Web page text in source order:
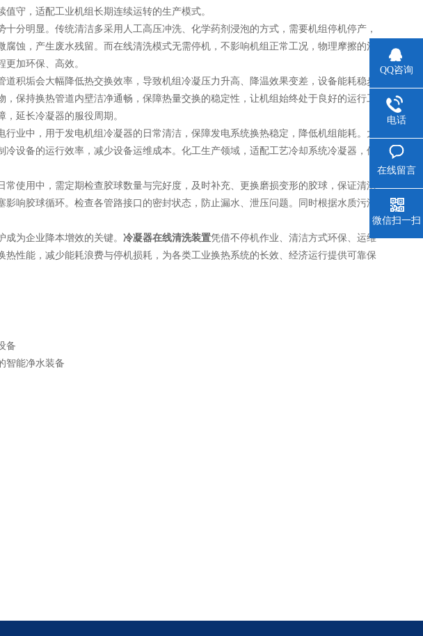
守，适配工业机组长期连续运转的生产模式。
明显。传统清洁多采用人工高压冲洗、化学药剂浸泡的方式，需要机组停机停产，
蚀，产生废水残留。而在线清洗模式无需停机，不影响机组正常工况，物理摩擦的清
加环保、高效。
垢会大幅降低热交换效率，导致机组冷凝压力升高、降温效果变差，设备能耗稳步
保持换热管道内壁洁净通畅，保障热量交换的稳定性，让机组始终处于良好的运行工
延长冷凝器的服役周期。
中，用于发电机组冷凝器的日常清洁，保障发电系统换热稳定，降低机组能耗。大
设备的运行效率，减少设备运维成本。化工生产领域，适配工艺冷却系统冷凝器，保
用中，需定期检查胶球数量与完好度，及时补充、更换磨损变形的胶球，保证清洁
响胶球循环。检查各管路接口的密封状态，防止漏水、泄压问题。同时根据水质污浊
为企业降本增效的关键。 冷凝器在线清洗装置凭借不停机作业、清洁方式环保、运维
性能，减少能耗浪费与停机损耗，为各类工业换热系统的长效、经济运行提供可靠保
备
智能净水装备
QQ咨询
电话
在线留言
微信扫一扫